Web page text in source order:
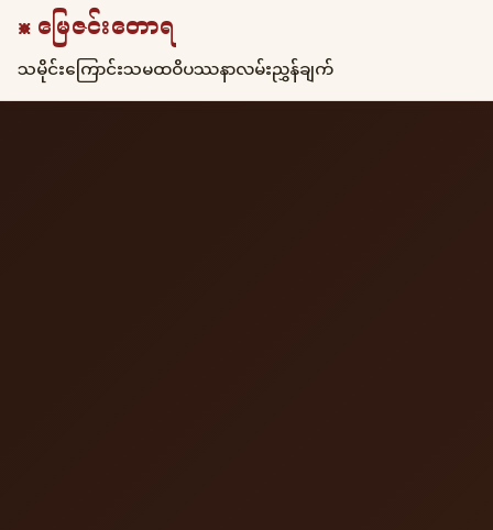
☸ မြေဇင်းတောရ
သမိုင်းကြောင်းသမထဝိပဿနာလမ်းညွှန်ချက်